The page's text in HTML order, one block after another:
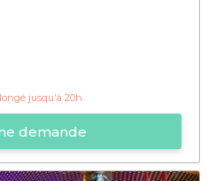
jusqu'à 20h
demande